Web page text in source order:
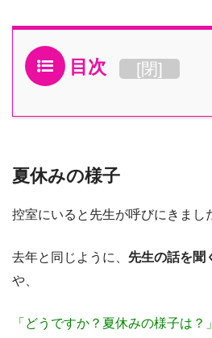
目次 [閉]
夏休みの様子
控室にいると先生が呼びにきまし
去年と同じように、 先生の話を聞
や、
「どうですか？夏休みの様子は？」